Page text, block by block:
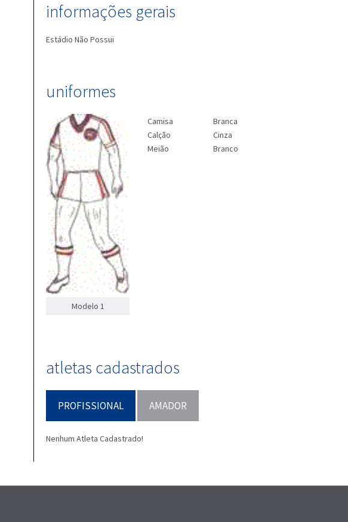
informações gerais
Estádio Não Possui
uniformes
Modelo 1
Camisa
Branca
Calção
Cinza
Meião
Branco
atletas cadastrados
PROFISSIONAL AMADOR
Nenhum Atleta Cadastrado!